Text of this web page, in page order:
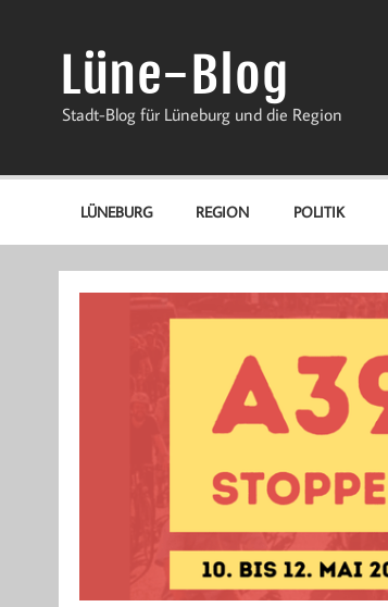
Lüne-Blog
Stadt-Blog für Lüneburg und die Region
LÜNEBURG REGION POLITIK